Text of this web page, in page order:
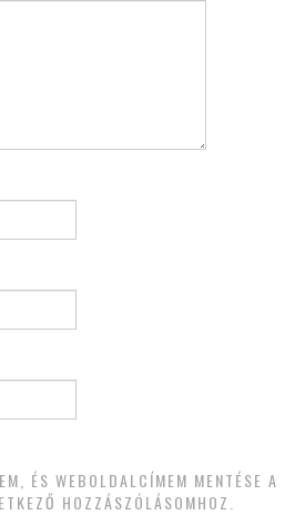
ÉS WEBOLDALCÍMEM MENTÉSE A
HOZZÁSZÓLÁSOMHOZ.